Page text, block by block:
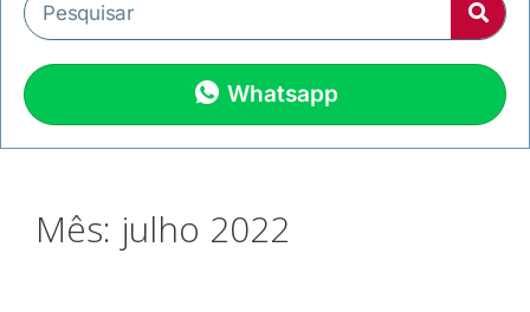
Whatsapp
Mês: julho 2022